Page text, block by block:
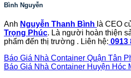
Bình Nguyễn
Anh Nguyễn Thanh Bình là CEO
Trọng Phúc. Là người hoàn thiện
phẩm đến thị trường . Liên hệ: 0913
Báo Giá Nhà Container Quận Tân
Báo Giá Nhà Container Huyện Hóc